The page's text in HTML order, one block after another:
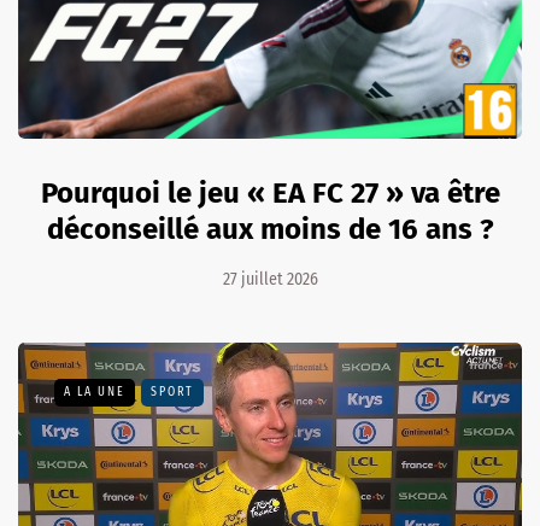
Pourquoi le jeu « EA FC 27 » va être
déconseillé aux moins de 16 ans ?
27 juillet 2026
A LA UNE SPORT